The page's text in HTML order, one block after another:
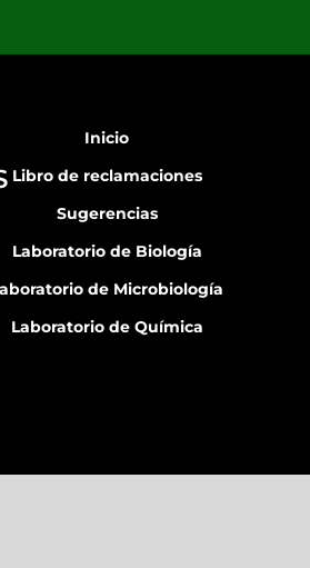
Inicio
Libro de reclamaciones
Sugerencias
Laboratorio de Biología
de Microbiología
Laboratorio de Química